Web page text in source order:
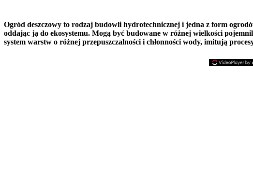
Ogród deszczowy to rodzaj budowli hydrotechnicznej i jedna z form
oddając ją do ekosystemu. Mogą być budowane w różnej wielkości
system warstw o różnej przepuszczalności i chłonności wody, imitują